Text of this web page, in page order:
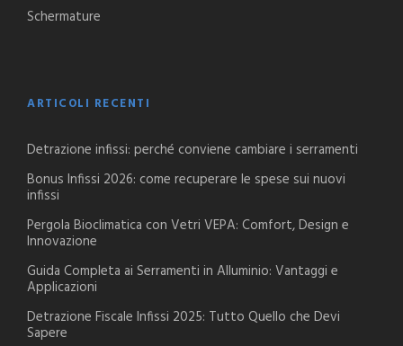
Schermature
ARTICOLI RECENTI
Detrazione infissi: perché conviene cambiare i serramenti
Bonus Infissi 2026: come recuperare le spese sui nuovi
infissi
Pergola Bioclimatica con Vetri VEPA: Comfort, Design e
Innovazione
Guida Completa ai Serramenti in Alluminio: Vantaggi e
Applicazioni
Detrazione Fiscale Infissi 2025: Tutto Quello che Devi
Sapere